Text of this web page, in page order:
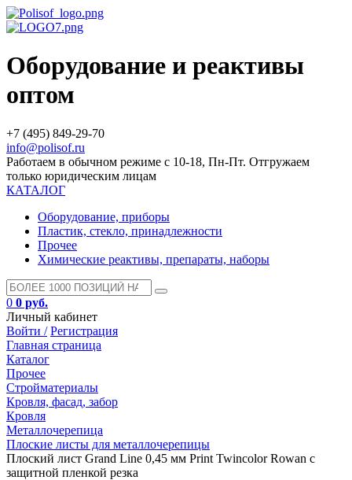
Оборудование и реактивы
оптом
+7 (495) 849-29-70
info@polisof.ru
Работаем в обычном режиме с 10-18, Пн-Пт. Отгружаем
только юридическим лицам
КАТАЛОГ
Оборудование, приборы
Пластик, стекло, принадлежности
Прочее
Химические реактивы, препараты, наборы
0 0 руб.
Личный кабинет
Войти / Регистрация
Главная страница
Каталог
Прочее
Стройматериалы
Кровля, фасад, забор
Кровля
Металлочерепица
Плоские листы для металлочерепицы
Плоский лист Grand Line 0,45 мм Print Twincolor Rowan с
защитной пленкой резка